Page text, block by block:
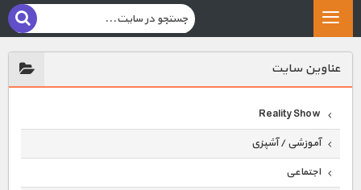
عناوين سايت
Reality Show
آموزشی / آشپزی
اجتماعی